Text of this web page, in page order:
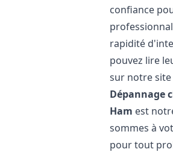
confiance
rapidité
pouvez lire
sur notre
Dépannage
Ham est
sommes à
pour tout